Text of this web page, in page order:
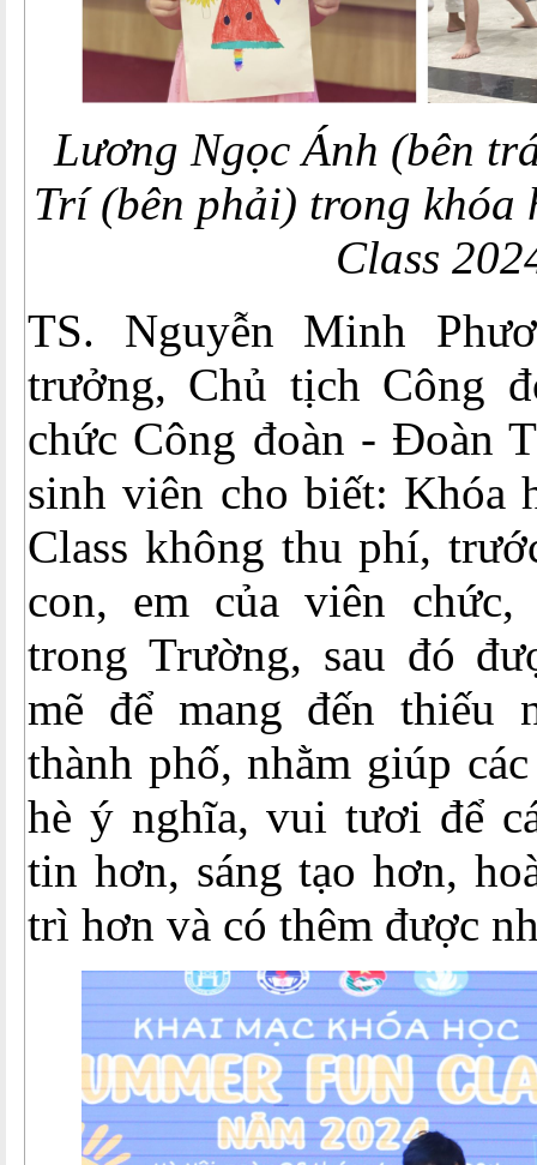
Lương Ngọc Ánh (bên
Trí (bên phải) trong khóa
Class
TS. Nguyễn Minh
trưởng, Chủ tịch Công
chức Công đoàn - Đoàn
sinh viên cho biết: Khóa
Class không thu phí,
con, em của viên
trong Trường, sau đó
mẽ để mang đến thiếu
thành phố, nhằm giúp
hè ý nghĩa, vui tươi để
tin hơn, sáng tạo hơn,
trì hơn và có thêm được